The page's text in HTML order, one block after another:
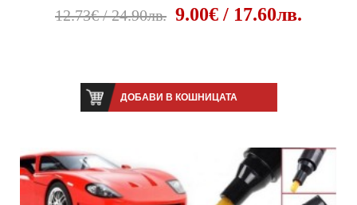
12.73€ / 24.90лв. 9.00€ / 17.60лв.
ДОБАВИ В КОШНИЦАТА